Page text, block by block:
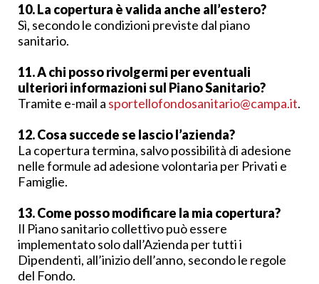
10. La copertura è valida anche all’estero?
Sì, secondo le condizioni previste dal piano
sanitario.
11. A chi posso rivolgermi per eventuali
ulteriori informazioni sul Piano Sanitario?
Tramite e-mail a sportellofondosanitario@campa.it.
12. Cosa succede se lascio l’azienda?
La copertura termina, salvo possibilità di adesione
nelle formule ad adesione volontaria per Privati e
Famiglie.
13. Come posso modificare la mia copertura?
Il Piano sanitario collettivo può essere
implementato solo dall’Azienda per tutti i
Dipendenti, all’inizio dell’anno, secondo le regole
del Fondo.